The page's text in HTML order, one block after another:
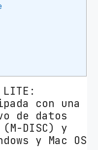
LITE:
con una
de datos
DISC) y
y Mac OS